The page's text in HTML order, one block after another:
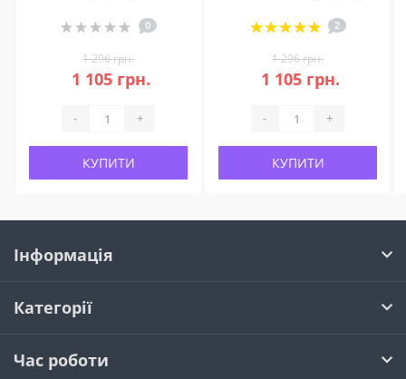
0
1 296 грн.
1 105 грн.
- +
КУПИТИ
2
1 296 грн.
1 105 грн.
- +
КУПИТИ
Інформація
Категорії
Час роботи